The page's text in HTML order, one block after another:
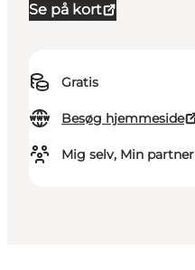
Se på kort
Gratis
Besøg hjemmeside
Mig selv, Min partner